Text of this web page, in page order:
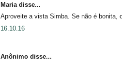
Maria disse...
Aproveite a vista Simba. Se não é bonita,
16.10.16
Anônimo disse...